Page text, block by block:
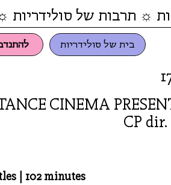
בית של סולידריות
☼ תרבות של סולידריות
CINEMA
CP
| 102 minutes